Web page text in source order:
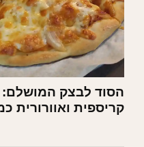
הסוד לבצק המושלם:
קריספית ואוורורית